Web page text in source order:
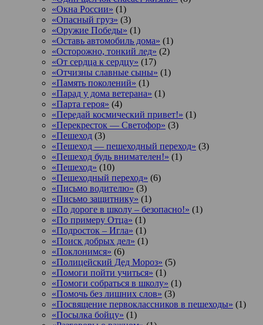
«Окна России» (1)
«Опасный груз» (3)
«Оружие Победы» (1)
«Оставь автомобиль дома» (1)
«Осторожно, тонкий лед» (2)
«От сердца к сердцу» (17)
«Отчизны славные сыны» (1)
«Память поколений» (1)
«Парад у дома ветерана» (1)
«Парта героя» (4)
«Передай космический привет!» (1)
«Перекресток — Светофор» (3)
«Пешеход (3)
«Пешеход — пешеходный переход» (3)
«Пешеход будь внимателен!» (1)
«Пешеход» (10)
«Пешеходный переход» (6)
«Письмо водителю» (3)
«Письмо защитнику» (1)
«По дороге в школу – безопасно!» (1)
«По примеру Отца» (1)
«Подросток ‒ Игла» (1)
«Поиск добрых дел» (1)
«Поклонимся» (6)
«Полицейский Дед Мороз» (5)
«Помоги пойти учиться» (1)
«Помоги собраться в школу» (1)
«Помочь без лишних слов» (3)
«Посвящение первоклассников в пешеходы» (1)
«Посылка бойцу» (1)